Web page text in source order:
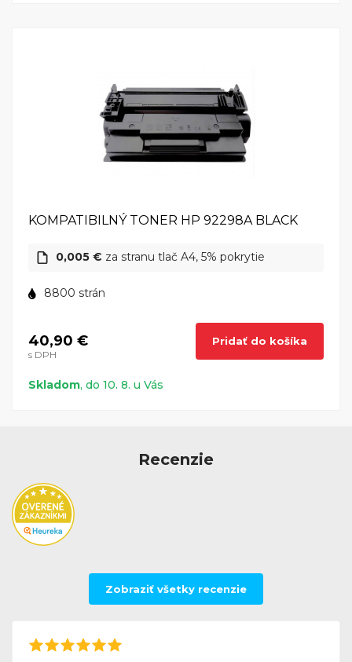
a spoľahlivý zariadenie je ideálnym partnerom pre
vašu kanceláriu a pomôže vám zvládnuť
každodenné tlačové úlohy s ľahkosťou. S HP
LaserJet 4m získate spoľahlivý a výkonný tlačiareň,
ktorá vám poskytne vynikajúcu kvalitu tlače a
vysokou kvalitou tlače, HP LaserJet 4m je ideálnym
Nech už tlačíte textové dokumenty alebo farebnú
výsledky a pomoc pri zvládaní aj najnáročnejších
KOMPATIBILNÝ TONER HP 92298A BLACK
0,005 € za stranu tlač A4, 5% pokrytie
8800 strán
40,90 €
s DPH
Pridať do košíka
Skladom, do 10. 8. u Vás
Recenzie
Zobraziť všetky recenzie